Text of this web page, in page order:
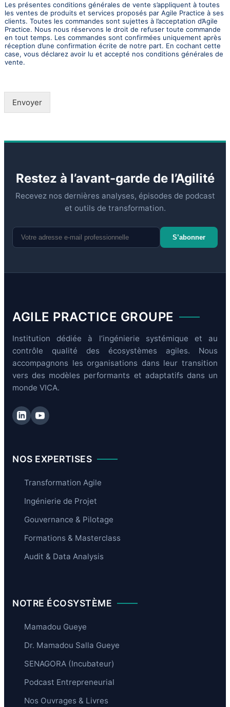
Les présentes conditions générales de vente s’appliquent à toutes
les ventes de produits et services proposés par Agile Practice à ses
clients. Toutes les commandes sont sujettes à l’acceptation d’Agile
Practice. Nous nous réservons le droit de refuser toute commande
en tout temps. Les commandes sont confirmées uniquement après
réception d’une confirmation écrite de notre part. En cochant cette
case, vous déclarez avoir lu et accepté nos conditions générales de
vente.
Envoyer
Restez à l’avant-garde de l’Agilité
Recevez nos dernières analyses, épisodes de podcast
et outils de transformation.
S’abonner
AGILE PRACTICE GROUPE
Institution dédiée à l’ingénierie systémique et au
contrôle qualité des écosystèmes agiles. Nous
accompagnons les organisations dans leur transition
vers des modèles performants et adaptatifs dans un
monde VICA.
NOS EXPERTISES
Transformation Agile
Ingénierie de Projet
Gouvernance & Pilotage
Formations & Masterclass
Audit & Data Analysis
NOTRE ÉCOSYSTÈME
Mamadou Gueye
Dr. Mamadou Salla Gueye
SENAGORA (Incubateur)
Podcast Entrepreneurial
Nos Ouvrages & Livres